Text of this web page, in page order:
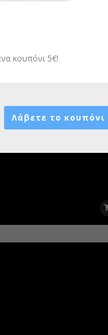
κουπόνι 5€!
Λάβετε το κουπόνι